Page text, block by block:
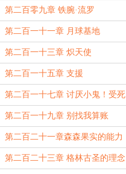
里！
第二百零九章 铁腕·流罗
第二百一十一章 月球基地
第二百一十三章 炽天使
第二百一十五章 支援
第二百一十七章 讨厌小鬼！受死
吧！
第二百一十九章 别找我算账
第二百二十一章森森果实的能力
第二百二十三章 格林古圣的理念